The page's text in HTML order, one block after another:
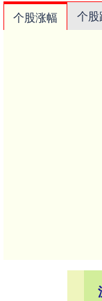
个股涨幅 个股